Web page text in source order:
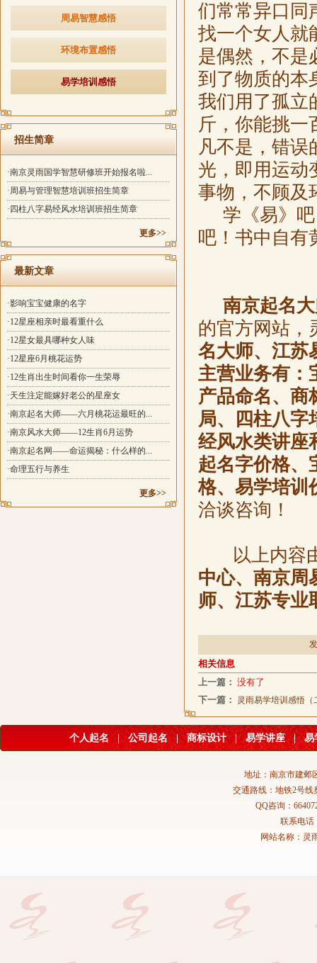
周易智慧感悟
环境布置感悟
易学培训感悟
招生简章
·南京灵雨国学智慧研修班开始报名啦...
·周易与管理智慧培训班招生简章
·四柱八字易经风水培训班招生简章
更多>>
最新文章
·影响宝宝健康的名字
·12星座相亲时最看重什么
·12星女最具哪种女人味
·12星座6月桃花运势
·12生肖出生时间看你一生荣辱
·天生注定能嫁好老公的星座女
·南京起名大师——六月桃花运最旺的...
·南京风水大师——12生肖6月运势
·南京起名网——命运揭秘：什么样的...
·命理五行与养生
更多>>
们常常异口同
找一个女人就
是偶然，不是
到了物质的本
我们用了孤立
斤，你能挑一
凡不是，错误
光，即用运动
事物，不顾及
学《易》吧
吧！书中自有
南京起名
的官方网站，
名大师、江苏
主营业务有：
产品命名、商
局、四柱八字
经风水类讲座
起名字价格、
格、易学培训
洽谈咨询！
以上内容
中心、南京周
师、江苏专业
相关信息
上一篇： 没有了
下一篇：
灵雨易学培训感悟（
个人起名 公司起名 | 商标设计 | 易学讲座 | 易
地址：南京市建邺
交通路线：地铁2号线
QQ咨询：
联系电话
网站名称：灵